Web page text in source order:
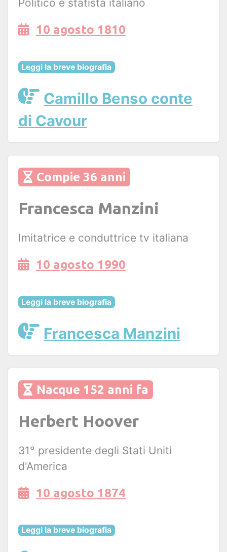
Politico e statista italiano
10 agosto 1810
Leggi la breve biografia
Camillo Benso conte
di Cavour
Compie 36 anni
Francesca Manzini
Imitatrice e conduttrice tv italiana
10 agosto 1990
Leggi la breve biografia
Francesca Manzini
Nacque 152 anni fa
Herbert Hoover
31° presidente degli Stati Uniti
d'America
10 agosto 1874
Leggi la breve biografia